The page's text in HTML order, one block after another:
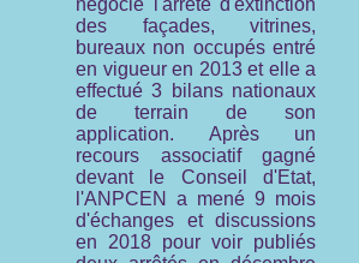
négocié l'arrêté d'extinction
des façades, vitrines,
bureaux non occupés entré
en vigueur en 2013 et elle a
effectué 3 bilans nationaux
de terrain de son
application. Après un
recours associatif gagné
devant le Conseil d'Etat,
l'ANPCEN a mené 9 mois
d'échanges et discussions
en 2018 pour voir publiés